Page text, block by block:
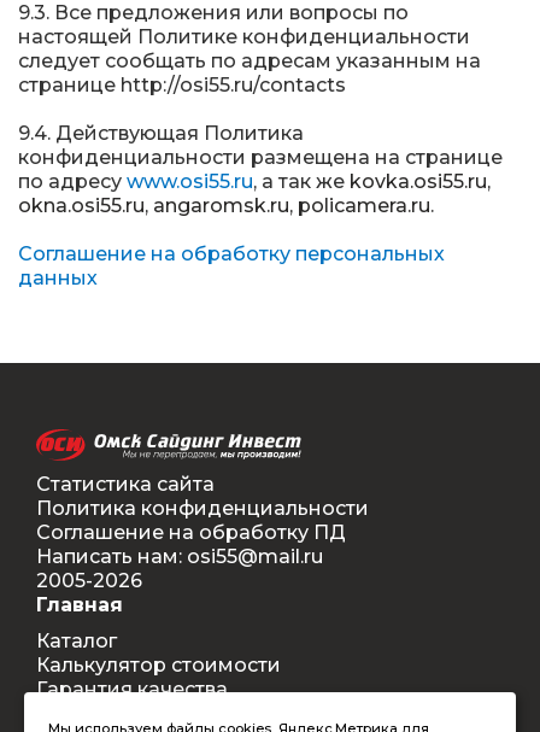
9.3. Все предложения или вопросы по
настоящей Политике конфиденциальности
следует сообщать по адресам указанным на
странице http://osi55.ru/contacts
9.4. Действующая Политика
конфиденциальности размещена на странице
по адресу www.osi55.ru, а так же kovka.osi55.ru,
okna.osi55.ru, angaromsk.ru, policamera.ru.
Соглашение на обработку персональных
данных
Статистика сайта
Политика конфиденциальности
Соглашение на обработку ПД
Написать нам: osi55@mail.ru
2005-2026
Главная
Каталог
Калькулятор стоимости
Гарантия качества
Мы используем файлы cookies, Яндекс.Метрика для